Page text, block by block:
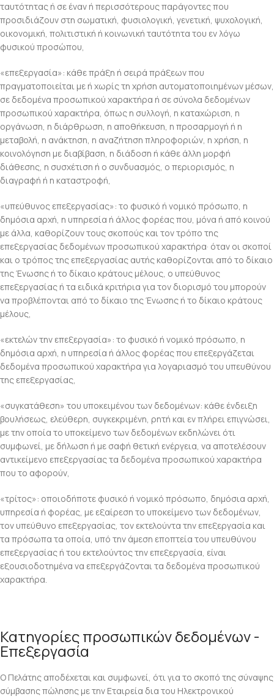
ταυτότητας ή σε έναν ή περισσότερους παράγοντες που
προσιδιάζουν στη σωματική, φυσιολογική, γενετική, ψυχολογική,
οικονομική, πολιτιστική ή κοινωνική ταυτότητα του εν λόγω
φυσικού προσώπου,
«επεξεργασία»: κάθε πράξη ή σειρά πράξεων που
πραγματοποιείται με ή χωρίς τη χρήση αυτοματοποιημένων μέσων,
σε δεδομένα προσωπικού χαρακτήρα ή σε σύνολα δεδομένων
προσωπικού χαρακτήρα, όπως η συλλογή, η καταχώριση, η
οργάνωση, η διάρθρωση, η αποθήκευση, η προσαρμογή ή η
μεταβολή, η ανάκτηση, η αναζήτηση πληροφοριών, η χρήση, η
κοινολόγηση με διαβίβαση, η διάδοση ή κάθε άλλη μορφή
διάθεσης, η συσχέτιση ή ο συνδυασμός, ο περιορισμός, η
διαγραφή ή η καταστροφή,
«υπεύθυνος επεξεργασίας»: το φυσικό ή νομικό πρόσωπο, η
δημόσια αρχή, η υπηρεσία ή άλλος φορέας που, μόνα ή από κοινού
με άλλα, καθορίζουν τους σκοπούς και τον τρόπο της
επεξεργασίας δεδομένων προσωπικού χαρακτήρα· όταν οι σκοποί
και ο τρόπος της επεξεργασίας αυτής καθορίζονται από το δίκαιο
της Ένωσης ή το δίκαιο κράτους μέλους, ο υπεύθυνος
επεξεργασίας ή τα ειδικά κριτήρια για τον διορισμό του μπορούν
να προβλέπονται από το δίκαιο της Ένωσης ή το δίκαιο κράτους
μέλους,
«εκτελών την επεξεργασία»: το φυσικό ή νομικό πρόσωπο, η
δημόσια αρχή, η υπηρεσία ή άλλος φορέας που επεξεργάζεται
δεδομένα προσωπικού χαρακτήρα για λογαριασμό του υπευθύνου
της επεξεργασίας,
«συγκατάθεση» του υποκειμένου των δεδομένων: κάθε ένδειξη
βουλήσεως, ελεύθερη, συγκεκριμένη, ρητή και εν πλήρει επιγνώσει,
με την οποία το υποκείμενο των δεδομένων εκδηλώνει ότι
συμφωνεί, με δήλωση ή με σαφή θετική ενέργεια, να αποτελέσουν
αντικείμενο επεξεργασίας τα δεδομένα προσωπικού χαρακτήρα
που το αφορούν,
«τρίτος»: οποιοδήποτε φυσικό ή νομικό πρόσωπο, δημόσια αρχή,
υπηρεσία ή φορέας, με εξαίρεση το υποκείμενο των δεδομένων,
τον υπεύθυνο επεξεργασίας, τον εκτελούντα την επεξεργασία και
τα πρόσωπα τα οποία, υπό την άμεση εποπτεία του υπευθύνου
επεξεργασίας ή του εκτελούντος την επεξεργασία, είναι
εξουσιοδοτημένα να επεξεργάζονται τα δεδομένα προσωπικού
χαρακτήρα.
Κατηγορίες προσωπικών δεδομένων -
Επεξεργασία
Ο Πελάτης αποδέχεται και συμφωνεί, ότι για το σκοπό της σύναψης
σύμβασης πώλησης με την Εταιρεία δια του Ηλεκτρονικού